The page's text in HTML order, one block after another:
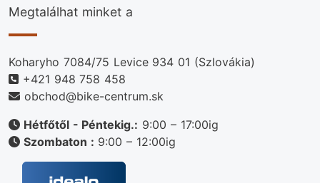
Megtalálhat minket a
Koharyho 7084/75 Levice 934 01 (Szlovákia)
+421 948 758 458
obchod@bike-centrum.sk
Hétfőtől - Péntekig.: 9:00 – 17:00ig
Szombaton : 9:00 – 12:00ig